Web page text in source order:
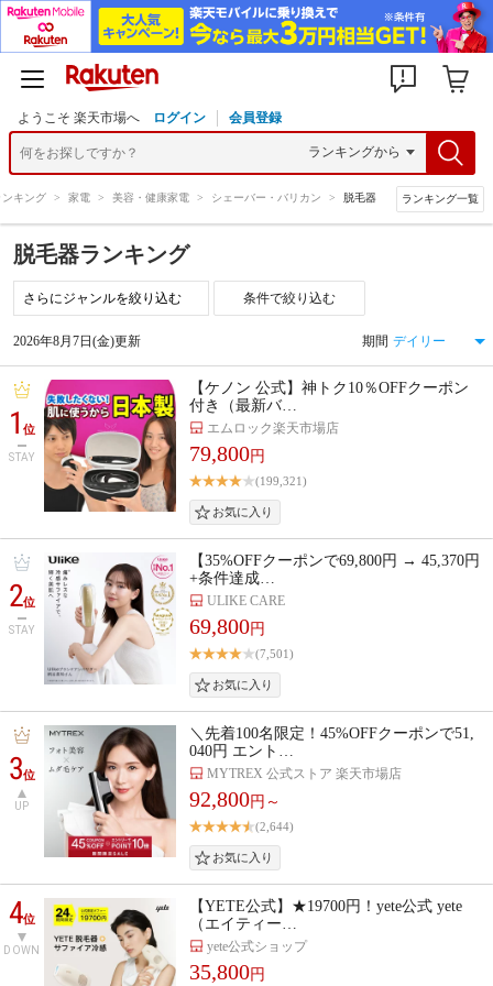
ようこそ 楽天市場へ ログイン 会員登録
ンキング > 家電 > 美容・健康家電 > シェーバー・バリカン > 脱毛器 ランキング一覧
脱毛器ランキング
条件で絞り込む
2026年8月7日(金)更新 期間
1位
STAY
【ケノン 公式】神トク10％OFFクーポン
付き（最新バ…
エムロック楽天市場店
79,800円
(199,321)
2位
STAY
【35%OFFクーポンで69,800円 → 45,370円
+条件達成…
ULIKE CARE
69,800円
(7,501)
3位
UP
＼先着100名限定！45%OFFクーポンで51,
040円 エント…
MYTREX 公式ストア 楽天市場店
92,800円～
(2,644)
4位
DOWN
【YETE公式】★19700円！yete公式 yete
（エイティー…
yete公式ショップ
35,800円